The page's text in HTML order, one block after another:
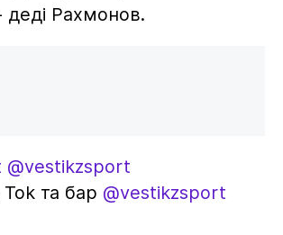
Рахмонов.
@vestikzsport
та бар @vestikzsport